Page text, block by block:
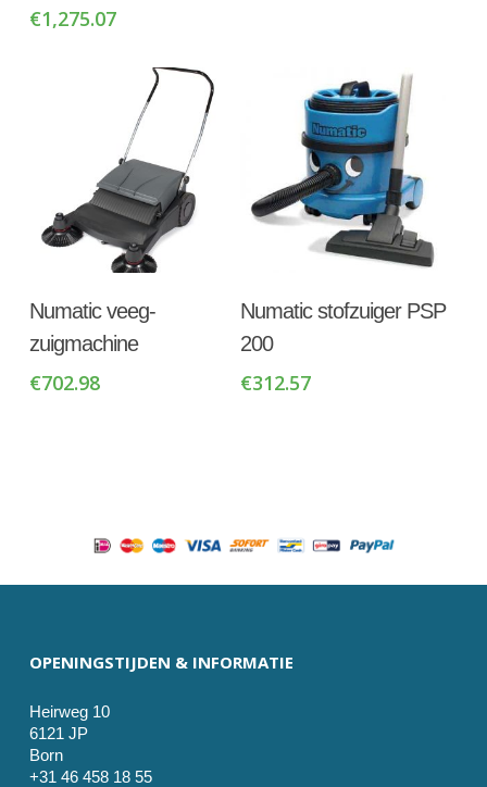
€1,275.07
Winkelwagen
Numatic veeg-
zuigmachine
€702.98
Winkelwagen
Numatic stofzuiger PSP
200
€312.57
OPENINGSTIJDEN & INFORMATIE
Heirweg 10
6121 JP
Born
+31 46 458 18 55